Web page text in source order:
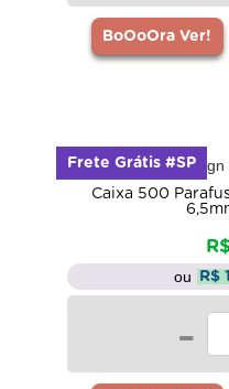
BoOoOra Ver!
Caixa 500
ou R$
-
Frete Grátis #SP